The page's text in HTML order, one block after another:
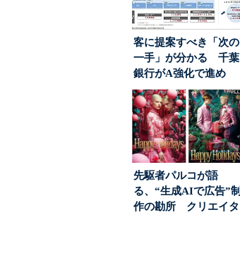
客に提案すべき「次の
一手」が分かる 千葉
銀行がA強化で進め
る“One to On...
先駆者パルコが語
る、“生成AIで広告”制
作の勘所 クリエイタ